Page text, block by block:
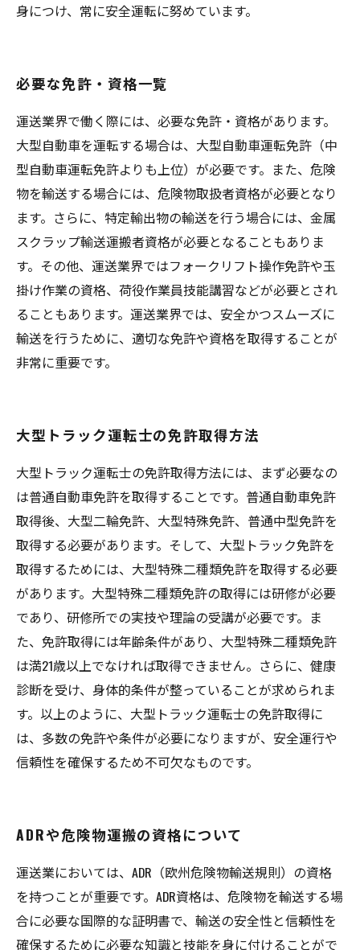
身につけ、常に安全運転に努めています。
必要な免許・資格一覧
運送業界で働く際には、必要な免許・資格があります。
大型自動車を運転する場合は、大型自動車運転免許（中
型自動車運転免許よりも上位）が必要です。また、危険
物を輸送する場合には、危険物取扱者資格が必要となり
ます。さらに、特定輸出物の輸送を行う場合には、金属
スクラップ輸送運搬者資格が必要となることもありま
す。その他、運送業界ではフォークリフト操作免許や玉
掛け作業の資格、荷役作業員技能講習などが必要とされ
ることもあります。運送業界では、安全かつスムーズに
輸送を行うために、適切な免許や資格を取得することが
非常に重要です。
大型トラック運転士の免許取得方法
大型トラック運転士の免許取得方法には、まず必要なの
は普通自動車免許を取得することです。普通自動車免許
取得後、大型二輪免許、大型特殊免許、普通中型免許を
取得する必要があります。そして、大型トラック免許を
取得するためには、大型特殊二種類免許を取得する必要
があります。大型特殊二種類免許の取得には研修が必要
であり、研修所での実技や理論の受講が必要です。ま
た、免許取得には年齢条件があり、大型特殊二種類免許
は満21歳以上でなければ取得できません。さらに、健康
診断を受け、身体的条件が整っていることが求められま
す。以上のように、大型トラック運転士の免許取得に
は、多数の免許や条件が必要になりますが、安全運行や
信頼性を確保するため不可欠なものです。
ADRや危険物運搬の資格について
運送業においては、ADR（欧州危険物輸送規則）の資格
を持つことが重要です。ADR資格は、危険物を輸送する場
合に必要な国際的な証明書で、輸送の安全性と信頼性を
確保するために必要な知識と技能を身に付けることがで